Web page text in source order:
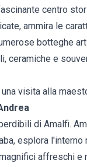
centro
ammira le
botteghe
ceramiche e
una visita alla
di Amalfi.
esplora l'interno
affreschi e